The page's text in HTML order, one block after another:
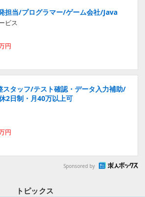
担当/プログラマー/ゲーム会社/Java
ビス
円
スタッフ/テスト確認・データ入力補助/
2日制・月40万以上可
円
Sponsored by
トピックス